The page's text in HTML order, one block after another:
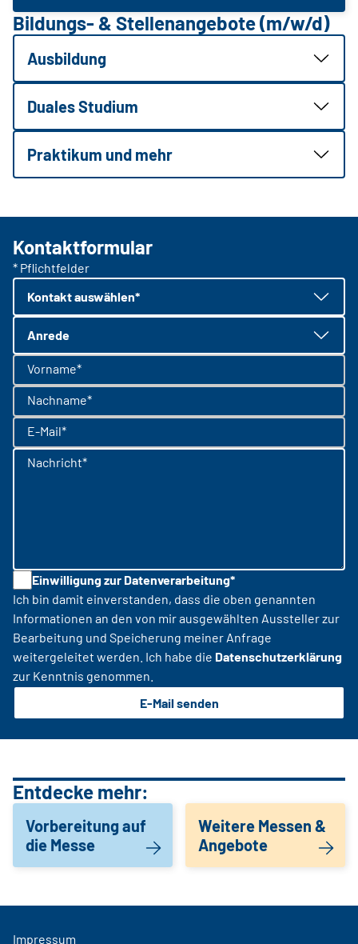
Bildungs- & Stellenangebote (m/w/d)
Ausbildung
Duales Studium
Praktikum und mehr
Kontaktformular
* Pflichtfelder
Kontakt auswählen*
Anrede
Vorname*
Nachname*
E-Mail*
Nachricht*
Einwilligung zur Datenverarbeitung*
Ich bin damit einverstanden, dass die oben genannten
Informationen an den von mir ausgewählten Aussteller zur
Bearbeitung und Speicherung meiner Anfrage
weitergeleitet werden. Ich habe die Datenschutzerklärung
zur Kenntnis genommen.
E-Mail senden
Entdecke mehr:
Vorbereitung auf
die Messe
Weitere Messen &
Angebote
Impressum